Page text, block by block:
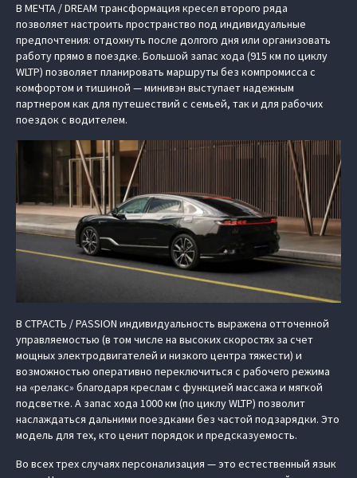
В МЕЧТА / DREAM трансформация кресел второго ряда
позволяет настроить пространство под индивидуальные
предпочтения: отдохнуть после долгого дня или организовать
работу прямо в поездке. Большой запас хода (915 км по циклу
WLTP) позволяет планировать маршруты без компромисса с
комфортом и тишиной — минивэн выступает надежным
партнером как для путешествий с семьей, так и для рабочих
поездок с водителем.
В СТРАСТЬ / PASSION индивидуальность выражена отточенной
управляемостью (в том числе на высоких скоростях за счет
мощных электродвигателей и низкого центра тяжести) и
возможностью оперативно переключиться с рабочего режима
на «релакс» благодаря креслам с функцией массажа и мягкой
подсветке. А запас хода 1000 км (по циклу WLTP) позволит
наслаждаться дальними поездками без частой подзарядки. Это
модель для тех, кто ценит порядок и предсказуемость.
Во всех трех случаях персонализация — это естественный язык